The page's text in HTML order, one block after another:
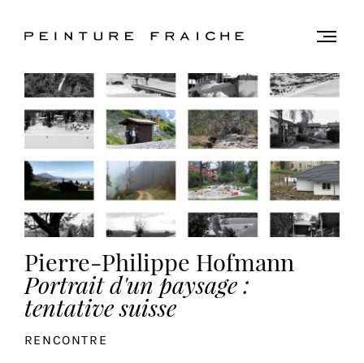
Pierre-Philippe Hofmann
Portrait d'un paysage :
tentative suisse
RENCONTRE
Valider
tous
les
cookies
utilise
cookies
pour
améliorer
votre
expérience